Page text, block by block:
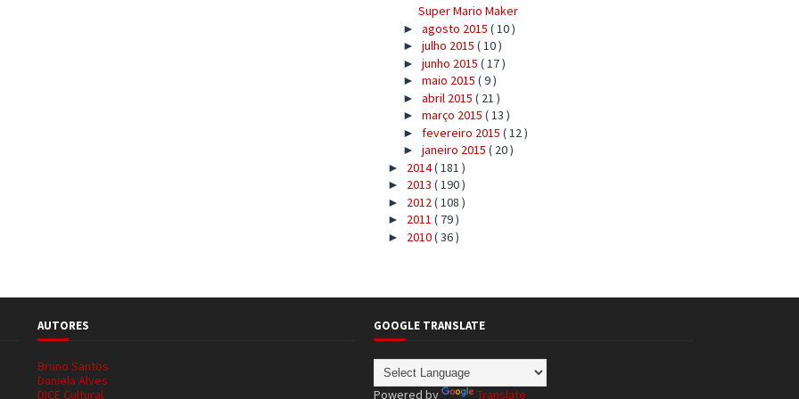
Super Mario Maker
► agosto 2015 ( 10 )
► julho 2015 ( 10 )
► junho 2015 ( 17 )
► maio 2015 ( 9 )
► abril 2015 ( 21 )
► março 2015 ( 13 )
► fevereiro 2015 ( 12 )
► janeiro 2015 ( 20 )
► 2014( 181 )
► 2013 ( 190 )
► 2012 ( 108 )
► 2011 ( 79 )
► 2010( 36 )
AUTORES
Bruno Santos
Daniela Alves
DICE Cultural
GOOGLE TRANSLATE
Powered by Translate